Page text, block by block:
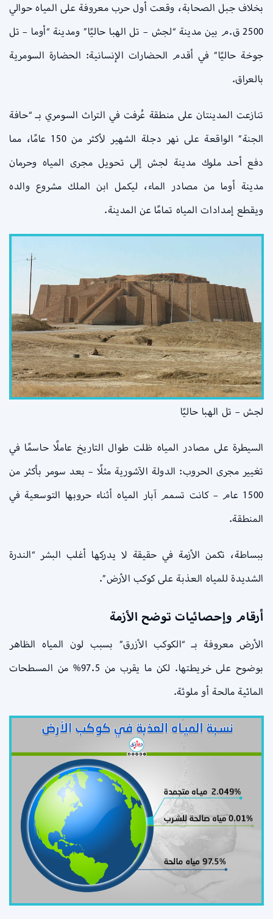
بخلاف جبل الصحابة، وقعت أول حرب معروفة على المياه حوالي
2500 ق.م بين مدينة “لجش – تل الهبا حاليًا” ومدينة “أوما – تل
جوخة حاليًا” في أقدم الحضارات الإنسانية: الحضارة السومرية
بالعراق.
تنازعت المدينتان على منطقة عُرفت في التراث السومري بـ “حافة
الجنة” الواقعة على نهر دجلة الشهير لأكثر من 150 عامًا، مما
دفع أحد ملوك مدينة لجش إلى تحويل مجرى المياه وحرمان
مدينة أوما من مصادر الماء، ليكمل ابن الملك مشروع والده
ويقطع إمدادات المياه تمامًا عن المدينة.
لجش – تل الهبا حاليًا
السيطرة على مصادر المياه ظلت طوال التاريخ عاملًا حاسمًا في
تغيير مجرى الحروب: الدولة الآشورية مثلًا – بعد سومر بأكثر من
1500 عام – كانت تسمم آبار المياه أثناء حروبها التوسعية في
المنطقة.
ببساطة، تكمن الأزمة في حقيقة لا يدركها أغلب البشر “الندرة
الشديدة للمياه العذبة على كوكب الأرض”.
أرقام وإحصائيات توضح الأزمة
الأرض معروفة بـ “الكوكب الأزرق” بسبب لون المياه الظاهر
بوضوح على خريطتها. لكن ما يقرب من 97.5% من المسطحات
المائية مالحة أو ملوثة.